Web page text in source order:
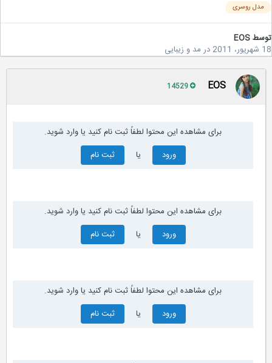
روسری
EOS
درمد و زیبایی
EOS
برای مشاهده این محتوا لطفاً ثبت نام کنید یا وارد شوید.
ورود
ثبت نام
برای مشاهده این محتوا لطفاً ثبت نام کنید یا وارد شوید.
ورود
ثبت نام
برای مشاهده این محتوا لطفاً ثبت نام کنید یا وارد شوید.
ورود
ثبت نام